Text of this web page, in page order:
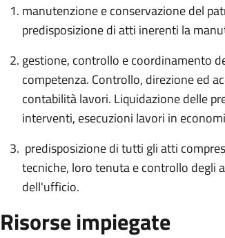
manutenzione e conservazione del
predisposizione di atti inerenti la
gestione, controllo e coordinamento
competenza. Controllo, direzione ed
contabilità lavori. Liquidazione delle
interventi, esecuzioni lavori in
predisposizione di tutti gli atti
tecniche, loro tenuta e controllo degli
dell'ufficio.
Risorse impiegate